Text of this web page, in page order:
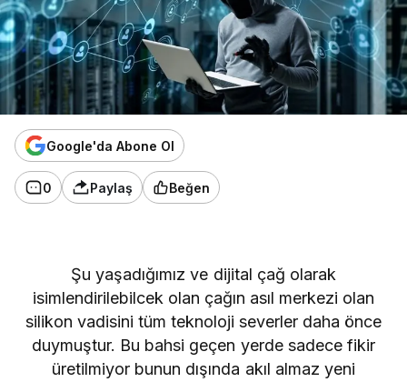
Google'da Abone Ol
0 Paylaş Beğen
Şu yaşadığımız ve dijital çağ olarak
isimlendirilebilcek olan çağın asıl merkezi olan
silikon vadisini tüm teknoloji severler daha önce
duymuştur. Bu bahsi geçen yerde sadece fikir
üretilmiyor bunun dışında akıl almaz yeni